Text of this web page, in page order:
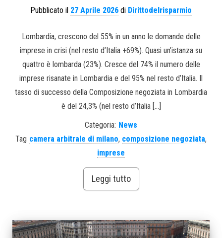
Pubblicato il 27 Aprile 2026 di Dirittodelrisparmio
Lombardia, crescono del 55% in un anno le domande delle
imprese in crisi (nel resto d’Italia +69%). Quasi un’istanza su
quattro è lombarda (23%). Cresce del 74% il numero delle
imprese risanate in Lombardia e del 95% nel resto d’Italia. Il
tasso di successo della Composizione negoziata in Lombardia
è del 24,3% (nel resto d’Italia […]
Categoria: News
Tag camera arbitrale di milano, composizione negoziata,
imprese
Leggi tutto